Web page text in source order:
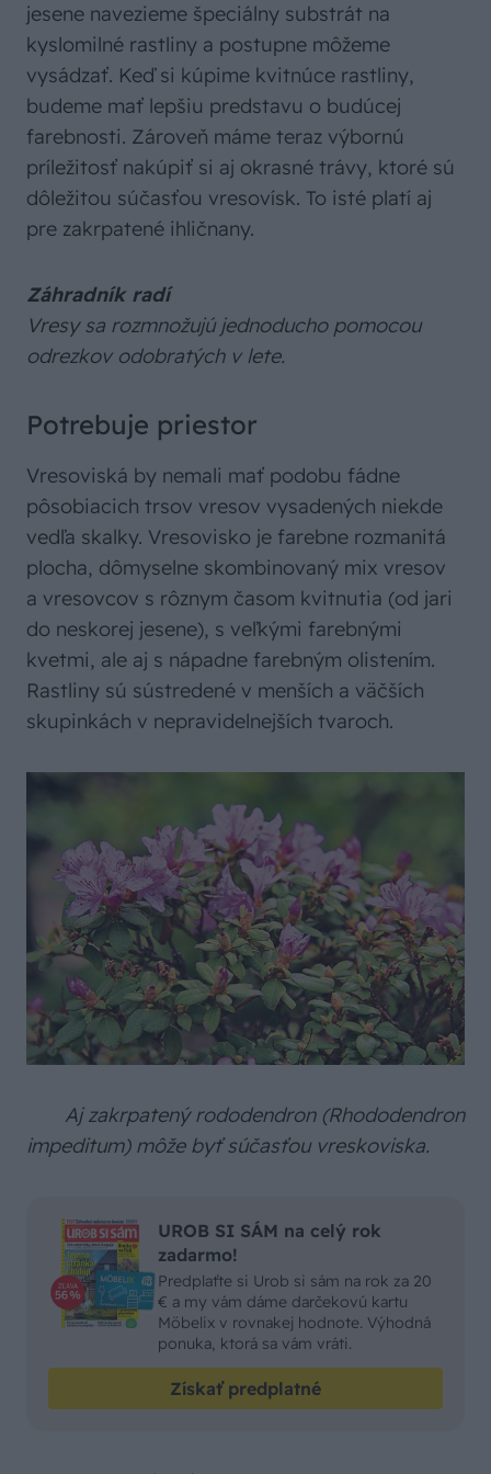
jesene navezieme špeciálny substrát na
kyslomilné rastliny a postupne môžeme
vysádzať. Keď si kúpime kvitnúce rastliny,
budeme mať lepšiu predstavu o budúcej
farebnosti. Zároveň máme teraz výbornú
príležitosť nakúpiť si aj okrasné trávy, ktoré sú
dôležitou súčasťou vresovísk. To isté platí aj
pre zakrpatené ihličnany.
Záhradník radí
Vresy sa rozmnožujú jednoducho pomocou
odrezkov odobratých v lete.
Potrebuje priestor
Vresoviská by nemali mať podobu fádne
pôsobiacich trsov vresov vysadených niekde
vedľa skalky. Vresovisko je farebne rozmanitá
plocha, dômyselne skombinovaný mix vresov
a vresovcov s rôznym časom kvitnutia (od jari
do neskorej jesene), s veľkými farebnými
kvetmi, ale aj s nápadne farebným olistením.
Rastliny sú sústredené v menších a väčších
skupinkách v nepravidelnejších tvaroch.
Aj zakrpatený rododendron (Rhododendron
impeditum) môže byť súčasťou vreskoviska.
UROB SI SÁM na celý rok
zadarmo!
Predplaťte si Urob si sám na rok za 20
€ a my vám dáme darčekovú kartu
Möbelix v rovnakej hodnote. Výhodná
ponuka, ktorá sa vám vráti.
Získať predplatné